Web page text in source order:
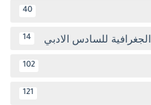
40
الجغرافية للسادس الادبي 14
102
121